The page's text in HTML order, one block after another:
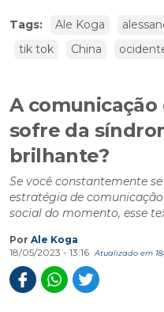
Tags: Ale Koga
tik tok
China
A comunicação
sofre da
brilhante?
Se você constantemente
estratégia de
social do momento, esse
Por Ale Koga
18/05/2023 - 13:16
Atualizado em 18/